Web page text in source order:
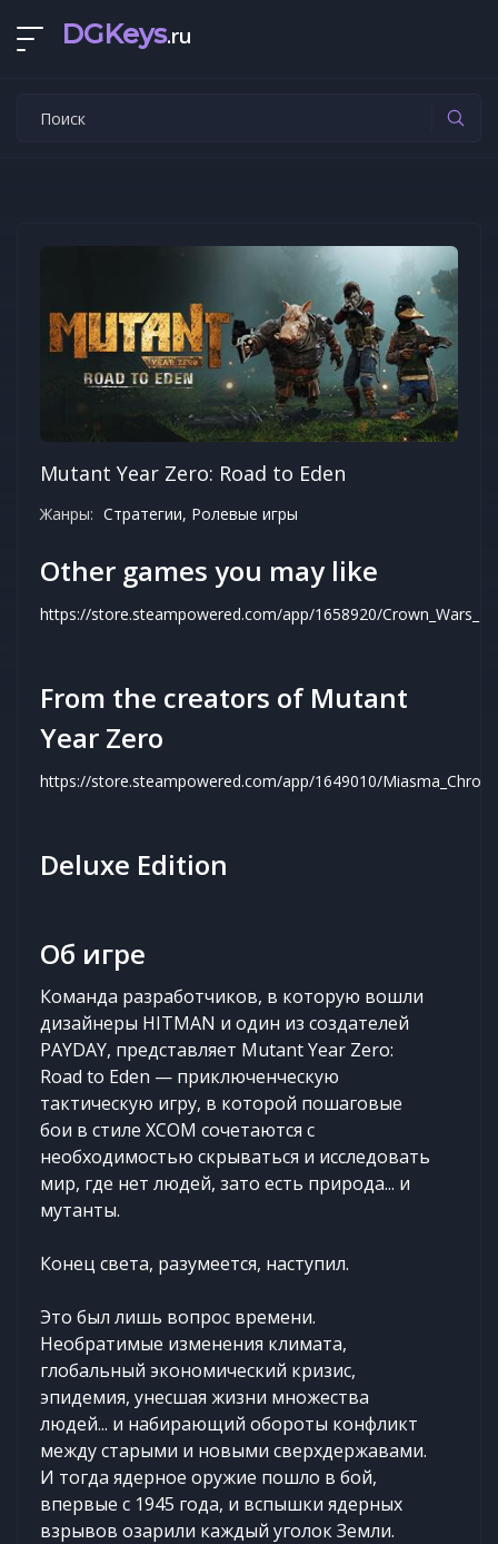
DGKeys.ru
Mutant Year Zero: Road to Eden
Жанры: Стратегии, Ролевые игры
Other games you may like
https://store.steampowered.com/app/1658920/
From the creators of Mutant
Year Zero
https://store.steampowered.com/app/1649010/
Deluxe Edition
Об игре
Команда разработчиков, в которую вошли
дизайнеры HITMAN и один из создателей
PAYDAY, представляет Mutant Year Zero:
Road to Eden — приключенческую
тактическую игру, в которой пошаговые
бои в стиле XCOM сочетаются с
необходимостью скрываться и исследовать
мир, где нет людей, зато есть природа... и
мутанты.
Конец света, разумеется, наступил.
Это был лишь вопрос времени.
Необратимые изменения климата,
глобальный экономический кризис,
эпидемия, унесшая жизни множества
людей... и набирающий обороты конфликт
между старыми и новыми сверхдержавами.
И тогда ядерное оружие пошло в бой,
впервые с 1945 года, и вспышки ядерных
взрывов озарили каждый уголок Земли.